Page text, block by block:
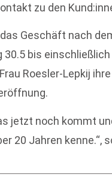
zu den
Geschäft nach
bis einschließlich
Roesler-Lepkij
jetzt noch kommt
20 Jahren kenne.“,